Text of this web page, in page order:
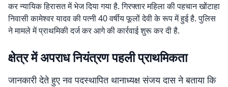
कर न्यायिक हिरासत में भेज दिया गया है. गिरफ्तार महिला की पहचान खोंटाहा
निवासी कामेश्वर यादव की पत्नी 40 वर्षीय फूलों देवी के रूप में हुई है. पुलिस
ने मामले में प्राथमिकी दर्ज कर आगे की कार्रवाई शुरू कर दी है.
क्षेत्र में अपराध नियंत्रण पहली प्राथमिकता
जानकारी देते हुए नव पदस्थापित थानाध्यक्ष संजय दास ने बताया कि